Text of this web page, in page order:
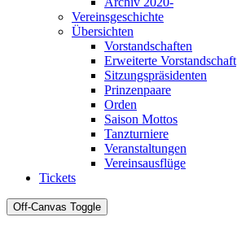
Vereinsgeschichte
Übersichten
Vorstandschaften
Erweiterte Vorstandschaft
Sitzungspräsidenten
Prinzenpaare
Orden
Saison Mottos
Tanzturniere
Veranstaltungen
Vereinsausflüge
Tickets
Off-Canvas Toggle